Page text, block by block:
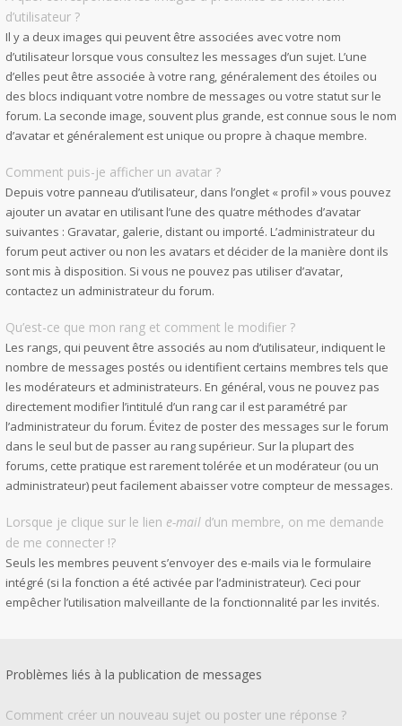
d’utilisateur ?
Il y a deux images qui peuvent être associées avec votre nom
d’utilisateur lorsque vous consultez les messages d’un sujet. L’une
d’elles peut être associée à votre rang, généralement des étoiles ou
des blocs indiquant votre nombre de messages ou votre statut sur le
forum. La seconde image, souvent plus grande, est connue sous le nom
d’avatar et généralement est unique ou propre à chaque membre.
Comment puis-je afficher un avatar ?
Depuis votre panneau d’utilisateur, dans l’onglet « profil » vous pouvez
ajouter un avatar en utilisant l’une des quatre méthodes d’avatar
suivantes : Gravatar, galerie, distant ou importé. L’administrateur du
forum peut activer ou non les avatars et décider de la manière dont ils
sont mis à disposition. Si vous ne pouvez pas utiliser d’avatar,
contactez un administrateur du forum.
Qu’est-ce que mon rang et comment le modifier ?
Les rangs, qui peuvent être associés au nom d’utilisateur, indiquent le
nombre de messages postés ou identifient certains membres tels que
les modérateurs et administrateurs. En général, vous ne pouvez pas
directement modifier l’intitulé d’un rang car il est paramétré par
l’administrateur du forum. Évitez de poster des messages sur le forum
dans le seul but de passer au rang supérieur. Sur la plupart des
forums, cette pratique est rarement tolérée et un modérateur (ou un
administrateur) peut facilement abaisser votre compteur de messages.
Lorsque je clique sur le lien e-mail d’un membre, on me demande
de me connecter !?
Seuls les membres peuvent s’envoyer des e-mails via le formulaire
intégré (si la fonction a été activée par l’administrateur). Ceci pour
empêcher l’utilisation malveillante de la fonctionnalité par les invités.
Problèmes liés à la publication de messages
Comment créer un nouveau sujet ou poster une réponse ?